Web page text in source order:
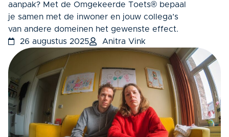
aanpak? Met de Omgekeerde Toets® bepaal
je samen met de inwoner en jouw collega’s
van andere domeinen het gewenste effect.
26 augustus 2025
Anitra Vink